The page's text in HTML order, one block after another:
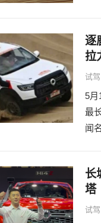
逐
拉
试驾
5月
最
闻
长
塔
试驾